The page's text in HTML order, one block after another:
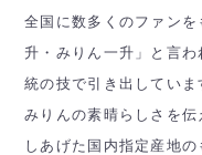
全国に数多くのファン
升・みりん一升」と言
統の技で引き出してい
みりんの素晴らしさを
しあげた国内指定産地